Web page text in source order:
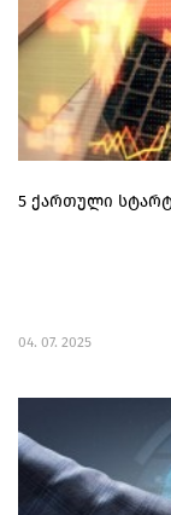
5 ქართული
04. 07. 2025